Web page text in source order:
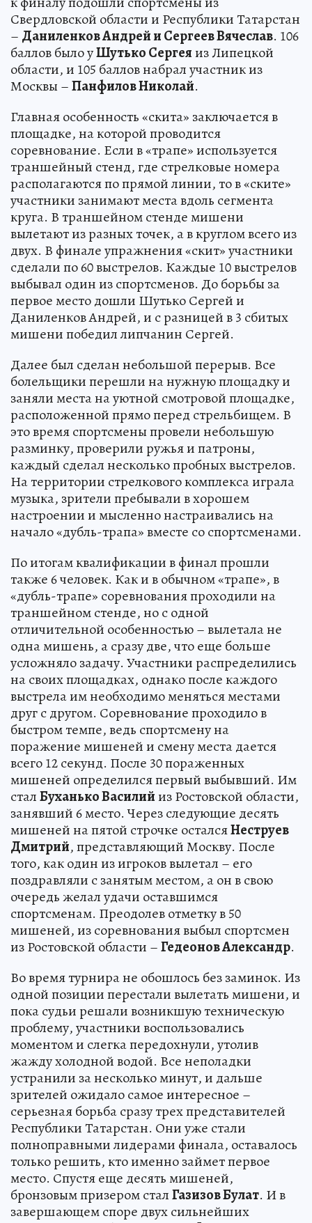
Свердловской области и Республики Татарстан
– Даниленков Андрей и Сергеев Вячеслав. 106
баллов было уШутько Сергеяиз Липецкой
области, и 105 баллов набрал участник из
Москвы –Панфилов Николай.
Главная особенность «скита» заключается в
площадке, на которой проводится
соревнование. Если в «трапе» используется
траншейный стенд, где стрелковые номера
располагаются по прямой линии, то в «ските»
участники занимают места вдоль сегмента
круга. В траншейном стенде мишени
вылетают из разных точек, а в круглом всего из
двух. В финале упражнения «скит» участники
сделали по 60 выстрелов. Каждые 10 выстрелов
выбывал один из спортсменов. До борьбы за
первое место дошли Шутько Сергей и
Даниленков Андрей, и с разницей в 3 сбитых
мишени победил липчанин Сергей.
Далее был сделан небольшой перерыв. Все
болельщики перешли на нужную площадку и
заняли места на уютной смотровой площадке,
расположенной прямо перед стрельбищем. В
это время спортсмены провели небольшую
разминку, проверили ружья и патроны,
каждый сделал несколько пробных выстрелов.
На территории стрелкового комплекса играла
музыка, зрители пребывали в хорошем
настроении и мысленно настраивались на
начало «дубль-трапа» вместе со спортсменами.
По итогам квалификации в финал прошли
также 6 человек. Как и в обычном «трапе», в
«дубль-трапе» соревнования проходили на
траншейном стенде, но с одной
отличительной особенностью – вылетала не
одна мишень, а сразу две, что еще больше
усложняло задачу. Участники распределились
на своих площадках, однако после каждого
выстрела им необходимо меняться местами
друг с другом. Соревнование проходило в
быстром темпе, ведь спортсмену на
поражение мишеней и смену места дается
всего 12 секунд. После 30 пораженных
мишеней определился первый выбывший. Им
сталБуханько Василийиз Ростовской области,
занявший 6 место. Через следующие десять
мишеней на пятой строчке осталсяНеструев
Дмитрий, представляющий Москву. После
того, как один из игроков вылетал – его
поздравляли с занятым местом, а он в свою
очередь желал удачи оставшимся
спортсменам. Преодолев отметку в 50
мишеней, из соревнования выбыл спортсмен
из Ростовской области –Гедеонов Александр.
Во время турнира не обошлось без заминок. Из
одной позиции перестали вылетать мишени, и
пока судьи решали возникшую техническую
проблему, участники воспользовались
моментом и слегка передохнули, утолив
жажду холодной водой. Все неполадки
устранили за несколько минут, и дальше
зрителей ожидало самое интересное –
серьезная борьба сразу трех представителей
Республики Татарстан. Они уже стали
полноправными лидерами финала, оставалось
только решить, кто именно займет первое
место. Спустя еще десять мишеней,
бронзовым призером сталГазизов Булат. И в
завершающем споре двух сильнейших